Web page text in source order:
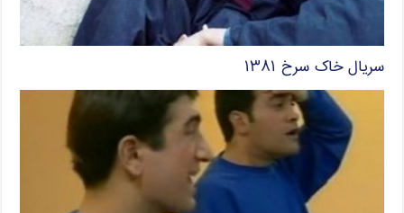
سریال خاک سرخ ۱۳۸۱